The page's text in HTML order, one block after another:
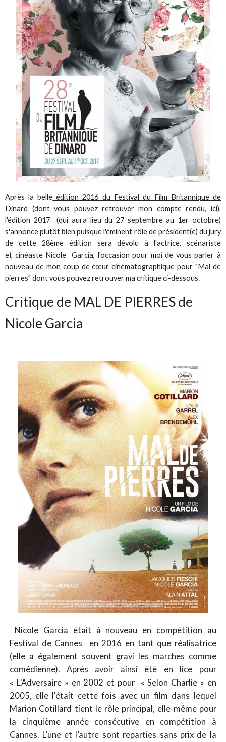
Après la belle édition 2016 du Festival du Film Britannique de
Dinard (dont vous pouvez retrouver mon compte rendu, ici),
l'édition 2017 (qui aura lieu du 27 septembre au 1er octobre)
s'annonce plutôt bien puisque l'éminent rôle de président(e) du jury
de cette 28ème édition sera dévolu à l'actrice, scénariste
et cinéaste Nicole Garcia, l'occasion pour moi de vous parler à
nouveau de mon coup de cœur cinématographique pour "Mal de
pierres" dont vous pouvez retrouver ma critique ci-dessous.
Critique de MAL DE PIERRES de
Nicole Garcia
Nicole Garcia était à nouveau en compétition au
Festival de Cannes
en 2016 en tant que réalisatrice
(elle a également souvent gravi les marches comme
comédienne). Après avoir ainsi été en lice pour
« L’Adversaire » en 2002 et pour « Selon Charlie » en
2005, elle l'était cette fois avec un film dans lequel
Marion Cotillard tient le rôle principal, elle-même pour
la cinquième année consécutive en compétition à
Cannes. L’une et l’autre sont reparties sans prix de la